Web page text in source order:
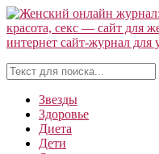
Звезды
Здоровье
Диета
Дети